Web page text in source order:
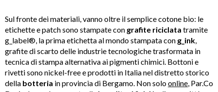
Sul fronte dei materiali, vanno oltre il semplice cotone bio: le
etichette e patch sono stampate con grafite riciclata tramite
g_label®, la prima etichetta al mondo stampata con g_ink,
grafite di scarto delle industrie tecnologiche trasformata in
tecnica di stampa alternativa ai pigmenti chimici. Bottoni e
rivetti sono nickel-free e prodotti in Italia nel distretto storico
della botteria in provincia di Bergamo. Non soloonline, Par.Co